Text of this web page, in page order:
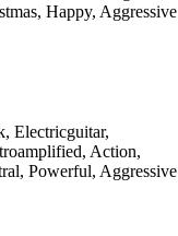
Happy, Aggressive
Electricguitar,
Action,
Powerful, Aggressive